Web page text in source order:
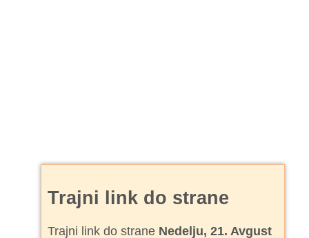
Trajni link do strane
Trajni link do strane Nedelju, 21. Avgust